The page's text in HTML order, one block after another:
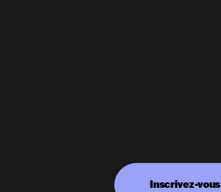
Inscrivez-vous